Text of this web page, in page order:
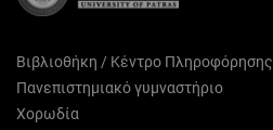
Βιβλιοθήκη / Κέντρο Πληροφόρησης
Πανεπιστημιακό γυμναστήριο
Χορωδία